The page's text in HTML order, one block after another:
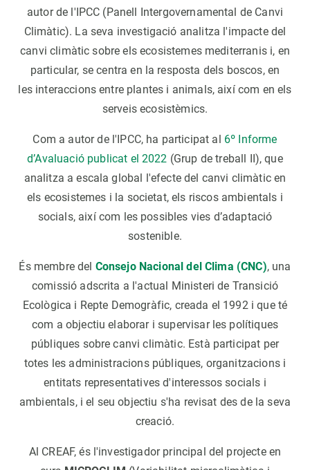
autor de l'IPCC (Panell Intergovernamental de Canvi
Climàtic). La seva investigació analitza l'impacte del
canvi climàtic sobre els ecosistemes mediterranis i, en
particular, se centra en la resposta dels boscos, en
les interaccions entre plantes i animals, així com en els
serveis ecosistèmics.
Com a autor de l'IPCC, ha participat al 6º Informe
d’Avaluació publicat el 2022 (Grup de treball II), que
analitza a escala global l'efecte del canvi climàtic en
els ecosistemes i la societat, els riscos ambientals i
socials, així com les possibles vies d’adaptació
sostenible.
És membre del Consejo Nacional del Clima (CNC), una
comissió adscrita a l'actual Ministeri de Transició
Ecològica i Repte Demogràfic, creada el 1992 i que té
com a objectiu elaborar i supervisar les polítiques
públiques sobre canvi climàtic. Està participat per
totes les administracions públiques, organitzacions i
entitats representatives d'interessos socials i
ambientals, i el seu objectiu s'ha revisat des de la seva
creació.
Al CREAF, és l'investigador principal del projecte en